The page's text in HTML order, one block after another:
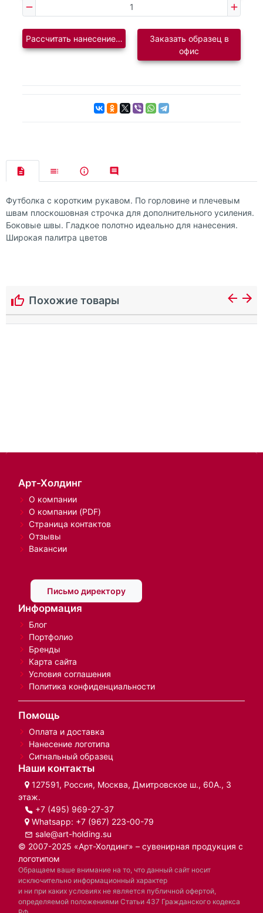
Рассчитать нанесение логотипаЗаказать образец в
офис
Футболка с коротким рукавом. По горловине и плечевым
швам плоскошовная строчка для дополнительного усиления.
Боковые швы. Гладкое полотно идеально для нанесения.
Широкая палитра цветов
Похожие товары
Арт-Холдинг
О компании
О компании (PDF)
Страница контактов
Отзывы
Вакансии
Письмо директору
Информация
Блог
Портфолио
Бренды
Карта сайта
Условия соглашения
Политика конфиденциальности
Помощь
Оплата и доставка
Нанесение логотипа
Сигнальный образец
Наши контакты
127591, Россия, Москва, Дмитровское ш., 60А., 3
этаж.
+7 (495) 969-27-37
Whatsapp: +7 (967) 223-00-79
sale@art-holding.su
© 2007-2025 «Арт-Холдинг» – сувенирная продукция с
логотипом
Обращаем ваше внимание на то, что данный сайт носит
исключительно информационный характер
и ни при каких условиях не является публичной офертой,
определяемой положениями Статьи 437 Гражданского кодекса